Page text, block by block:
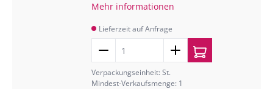
Mehr informationen
Lieferzeit auf Anfrage
Verpackungseinheit: St.
Mindest-Verkaufsmenge: 1